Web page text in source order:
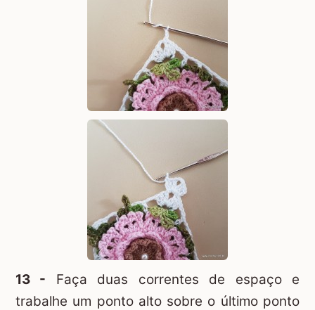
13 - Faça duas correntes de espaço e
trabalhe um ponto alto sobre o último ponto